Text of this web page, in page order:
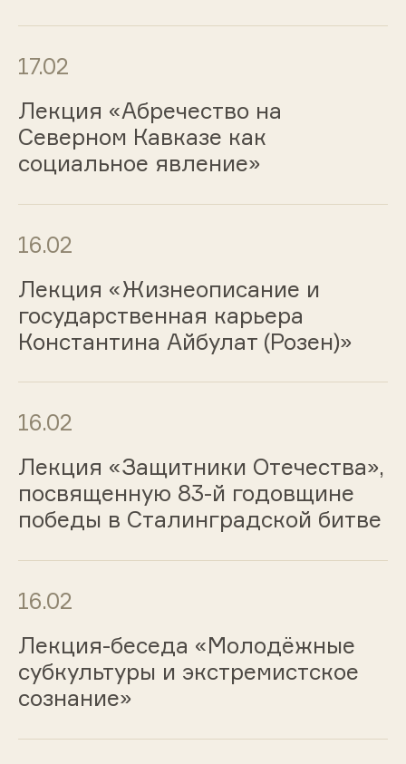
17.02
Лекция «Абречество на
Северном Кавказе как
социальное явление»
16.02
Лекция «Жизнеописание и
государственная карьера
Константина Айбулат (Розен)»
16.02
Лекция «Защитники Отечества»,
посвященную 83-й годовщине
победы в Сталинградской битве
16.02
Лекция-беседа «Молодёжные
субкультуры и экстремистское
сознание»